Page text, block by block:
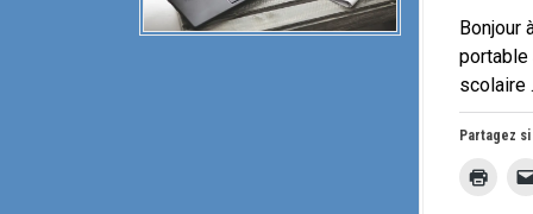
Bonjour
portable
scolaire
Partagez